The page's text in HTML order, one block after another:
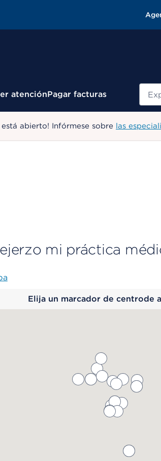
atenciónPagar facturas
abierto! Infórmese sobre las
mi práctica
Elija un marcador de centrode